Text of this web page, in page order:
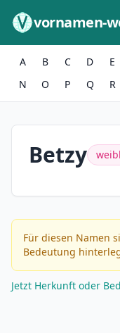
vornamen-
A B C D E
N
O P Q R
Betzy
Für diesen Namen
Bedeutung
Jetzt Herkunft oder